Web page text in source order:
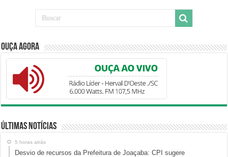
Ouça Agora
Últimas Notícias
5 horas atrás
Desvio de recursos da Prefeitura de Joaçaba: CPI sugere